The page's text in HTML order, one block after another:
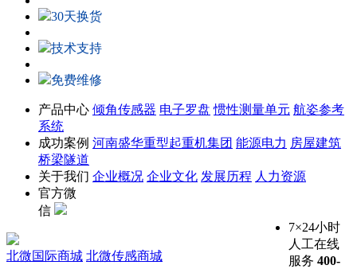
30天换货
技术支持
免费维修
产品中心 倾角传感器 电子罗盘 惯性测量单元 航姿参考
系统
成功案例 河南盛华重型起重机集团 能源电力 房屋建筑
桥梁隧道
关于我们 企业概况 企业文化 发展历程 人力资源
官方微
信
7×24小时
人工在线
服务 400-
北微国际商城 北微传感商城